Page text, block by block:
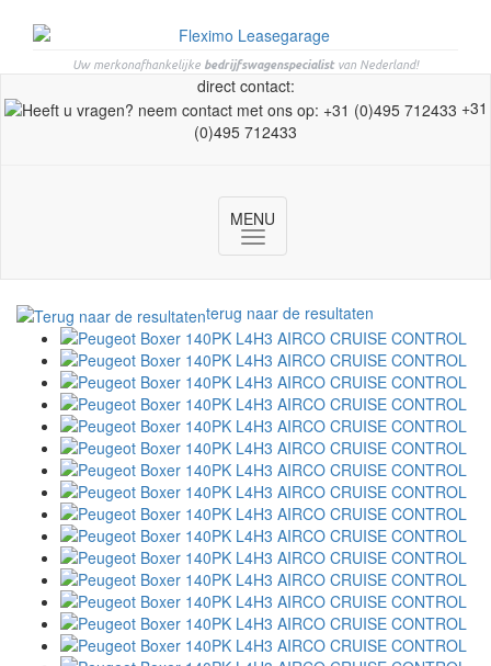
Uw merkonafhankelijke bedrijfswagenspecialistvan Nederland!
direct contact:
+31
(0)495 712433
MENU
Toggle
navigation
terug naar de resultaten